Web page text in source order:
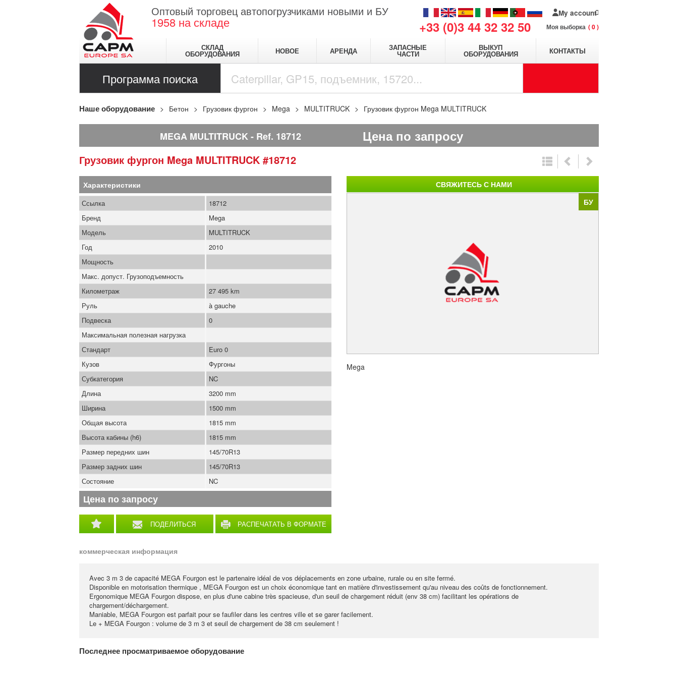
Оптовый торговец автопогрузчиками новыми и БУ
1958 на складе +33 (0)3 44 32 32 50
My account
Моя выборка 0
СКЛАД
ОБОРУДОВАНИЯ НОВОЕ АРЕНДА ЗАПАСНЫЕ
ЧАСТИ
ВЫКУП
ОБОРУДОВАНИЯ КОНТАКТЫ
Программа поиска
Наше оборудование Бетон Грузовик фургон Mega MULTITRUCK Грузовик фургон Mega MULTITRUCK
MEGA MULTITRUCK Ref. 18712 Цена по запросу
Грузовик фургон Mega MULTITRUCK #18712
БУ
Mega
Характеристики
ПОДЕЛИТЬСЯ
РАСПЕЧАТАТЬ В ФОРМАТЕ
Ссылка
18712
Бренд
Mega
Модель
MULTITRUCK
Год
2010
Мощность
Макс. допуст. Грузоподъемность
Километраж
27 495 km
Руль
à gauche
Подвеска
0
Максимальная полезная нагрузка
Стандарт
Euro 0
Кузов
Фургоны
Субкатегория
NC
Длина
3200 mm
Ширина
1500 mm
Общая высота
1815 mm
Высота кабины (h6)
1815 mm
Размер передних шин
145/70R13
Размер задних шин
145/70R13
Состояние
NC
Цена по запросу
коммерческая информация
Avec 3 m 3 de capacité MEGA Fourgon est le partenaire idéal de vos déplacements en zone urbaine, rurale ou en site fermé.
Disponible en motorisation thermique , MEGA Fourgon est un choix économique tant en matière d'investissement qu'au niveau des coûts de fonctionnement.
Ergonomique MEGA Fourgon dispose, en plus d'une cabine très spacieuse, d'un seuil de chargement réduit (env 38 cm) facilitant les opérations de
chargement/déchargement.
Maniable, MEGA Fourgon est parfait pour se faufiler dans les centres ville et se garer facilement.
Le + MEGA Fourgon : volume de 3 m 3 et seuil de chargement de 38 cm seulement !
СВЯЖИТЕСЬ С НАМИ
Последнее просматриваемое оборудование